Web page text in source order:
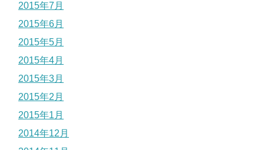
2015年7月
2015年6月
2015年5月
2015年4月
2015年3月
2015年2月
2015年1月
2014年12月